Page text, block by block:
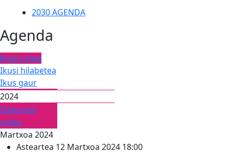
2030 AGENDA
Agenda
Ikusi urtea
Ikusi hilabetea
Ikus gaur
2024
Datorren
urtea
Martxoa 2024
Asteartea 12 Martxoa 2024 18:00